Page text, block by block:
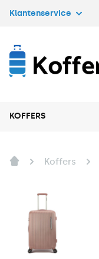
Klantenservice
KOFFERS
Koffers